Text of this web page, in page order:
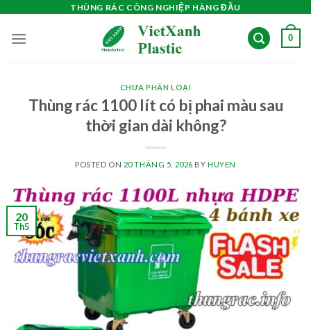
content
THÙNG RÁC CÔNG NGHIỆP HÀNG ĐẦU
0
CHƯA PHÂN LOẠI
Thùng rác 1100 lít có bị phai màu sau
thời gian dài không?
POSTED ON 20 THÁNG 5, 2026 BY HUYEN
20
Th5